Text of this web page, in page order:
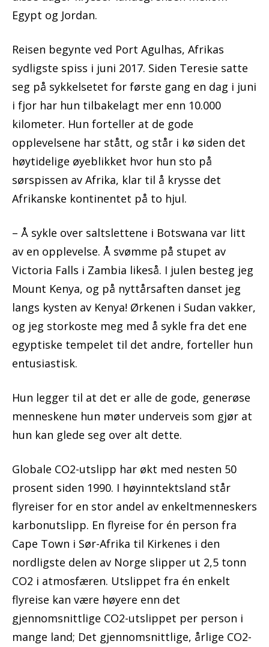
Egypt og Jordan.
Reisen begynte ved Port Agulhas, Afrikas
sydligste spiss i juni 2017. Siden Teresie satte
seg på sykkelsetet for første gang en dag i juni
i fjor har hun tilbakelagt mer enn 10.000
kilometer. Hun forteller at de gode
opplevelsene har stått, og står i kø siden det
høytidelige øyeblikket hvor hun sto på
sørspissen av Afrika, klar til å krysse det
Afrikanske kontinentet på to hjul.
– Å sykle over saltslettene i Botswana var litt
av en opplevelse. Å svømme på stupet av
Victoria Falls i Zambia likeså. I julen besteg jeg
Mount Kenya, og på nyttårsaften danset jeg
langs kysten av Kenya! Ørkenen i Sudan vakker,
og jeg storkoste meg med å sykle fra det ene
egyptiske tempelet til det andre, forteller hun
entusiastisk.
Hun legger til at det er alle de gode, generøse
menneskene hun møter underveis som gjør at
hun kan glede seg over alt dette.
Globale CO2-utslipp har økt med nesten 50
prosent siden 1990. I høyinntektsland står
flyreiser for en stor andel av enkeltmenneskers
karbonutslipp. En flyreise for én person fra
Cape Town i Sør-Afrika til Kirkenes i den
nordligste delen av Norge slipper ut 2,5 tonn
CO2 i atmosfæren. Utslippet fra én enkelt
flyreise kan være høyere enn det
gjennomsnittlige CO2-utslippet per person i
mange land; Det gjennomsnittlige, årlige CO2-